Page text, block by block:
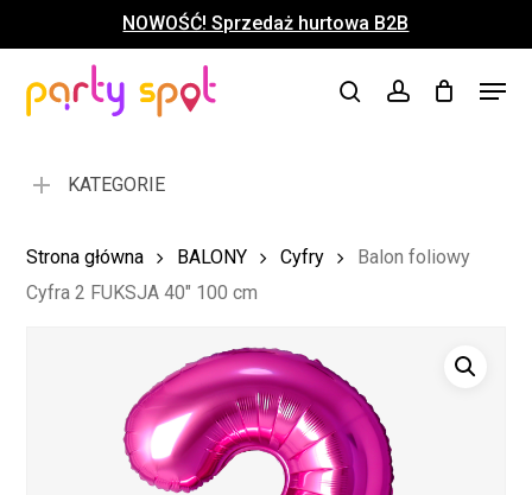
to
content
NOWOŚĆ! Sprzedaż hurtowa B2B
searchaccount
Menu
Koszyk Close
KATEGORIE
Strona główna BALONY Cyfry
Balon foliowy
Cyfra 2 FUKSJA 40″ 100 cm
Menu